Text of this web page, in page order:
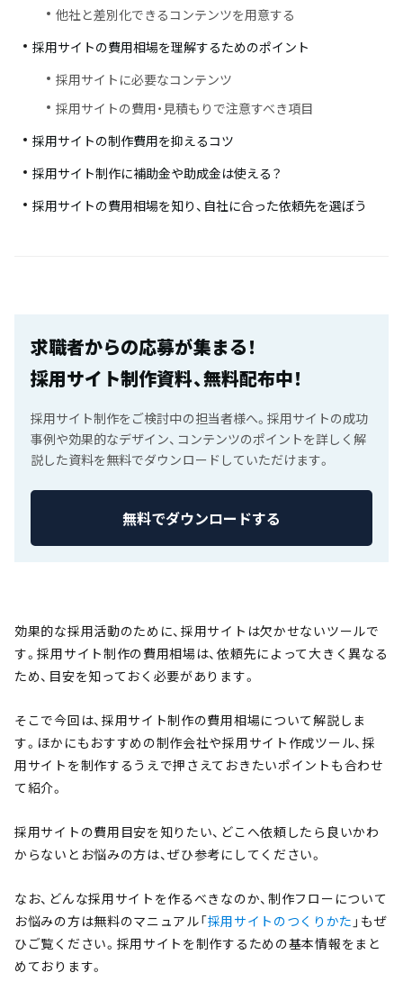
他社と差別化できるコンテンツを用意する
採用サイトの費用相場を理解するためのポイント
採用サイトに必要なコンテンツ
採用サイトの費用・見積もりで注意すべき項目
採用サイトの制作費用を抑えるコツ
採用サイト制作に補助金や助成金は使える？
採用サイトの費用相場を知り、自社に合った依頼先を選ぼう
求職者からの応募が集まる！
採用サイト制作資料、無料配布中！
採用サイト制作をご検討中の担当者様へ。採用サイトの成功
事例や効果的なデザイン、コンテンツのポイントを詳しく解
説した資料を無料でダウンロードしていただけます。
無料でダウンロードする
効果的な採用活動のために、採用サイトは欠かせないツールで
す。採用サイト制作の費用相場は、依頼先によって大きく異なる
ため、目安を知っておく必要があります。
そこで今回は、採用サイト制作の費用相場について解説しま
す。ほかにもおすすめの制作会社や採用サイト作成ツール、採
用サイトを制作するうえで押さえておきたいポイントも合わせ
て紹介。
採用サイトの費用目安を知りたい、どこへ依頼したら良いかわ
からないとお悩みの方は、ぜひ参考にしてください。
なお、どんな採用サイトを作るべきなのか、制作フローについて
お悩みの方は無料のマニュアル「採用サイトのつくりかた 」もぜ
ひご覧ください。採用サイトを制作するための基本情報をまと
めております。